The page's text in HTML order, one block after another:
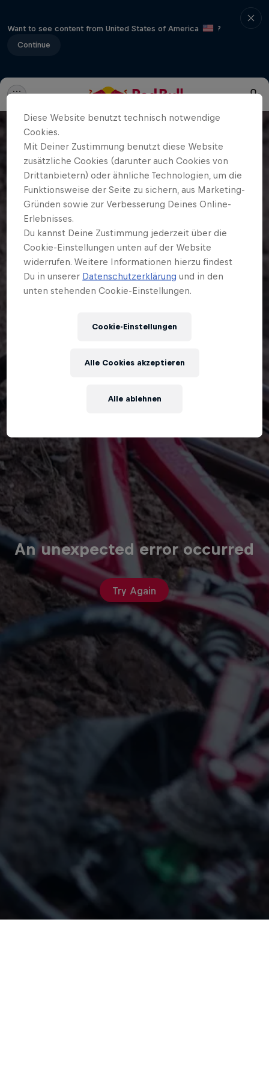
Want to see content from United States of America
?
Continue
An unexpected error occurred
Try Again
Diese Website benutzt technisch notwendige
Cookies.
Mit Deiner Zustimmung benutzt diese Website
zusätzliche Cookies (darunter auch Cookies von
Drittanbietern) oder ähnliche Technologien, um die
Funktionsweise der Seite zu sichern, aus Marketing-
Gründen sowie zur Verbesserung Deines Online-
Erlebnisses.
Du kannst Deine Zustimmung jederzeit über die
Cookie-Einstellungen unten auf der Website
widerrufen. Weitere Informationen hierzu findest
Du in unserer Datenschutzerklärung und in den
unten stehenden Cookie-Einstellungen.
Cookie-Einstellungen
Alle ablehnen
Alle Cookies akzeptieren